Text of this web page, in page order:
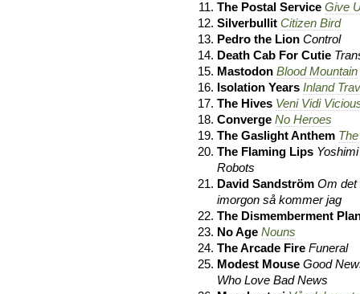
The Postal Service Give
Silverbullit Citizen Bird
Pedro the Lion Control
Death Cab For Cutie
Mastodon Blood Mountain
Isolation Years Inland
The Hives Veni Vidi
Converge No Heroes
The Gaslight Anthem
The Flaming Lips
Robots
David Sandström Om det
imorgon så kommer jag
The Dismemberment
No Age Nouns
The Arcade Fire Funeral
Modest Mouse Good
Who Love Bad News